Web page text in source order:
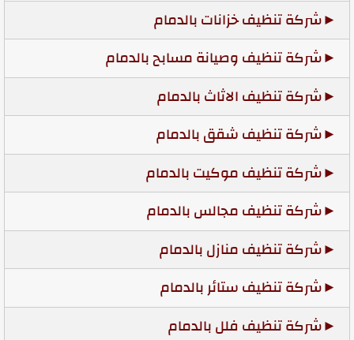
شركة تنظيف خزانات بالدمام
شركة تنظيف وصيانة مسابح بالدمام
شركة تنظيف الاثاث بالدمام
شركة تنظيف شقق بالدمام
شركة تنظيف موكيت بالدمام
شركة تنظيف مجالس بالدمام
شركة تنظيف منازل بالدمام
شركة تنظيف ستائر بالدمام
شركة تنظيف فلل بالدمام